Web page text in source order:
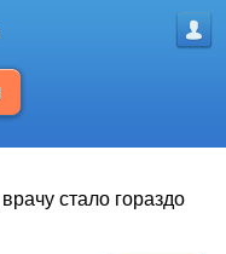
стало гораздо